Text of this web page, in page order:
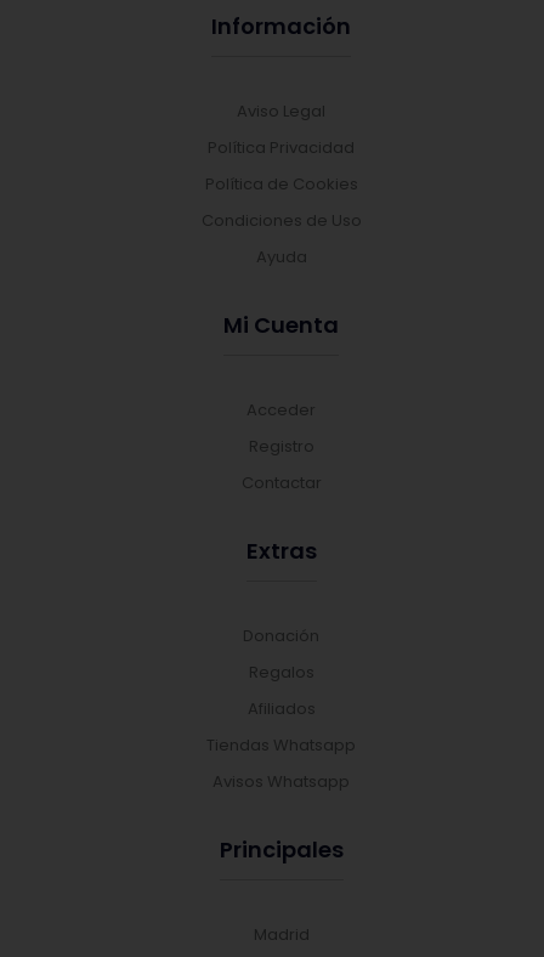
Información
Aviso Legal
Política Privacidad
Política de Cookies
Condiciones de Uso
Ayuda
Mi Cuenta
Acceder
Registro
Contactar
Extras
Donación
Regalos
Afiliados
Tiendas Whatsapp
Avisos Whatsapp
Principales
Madrid